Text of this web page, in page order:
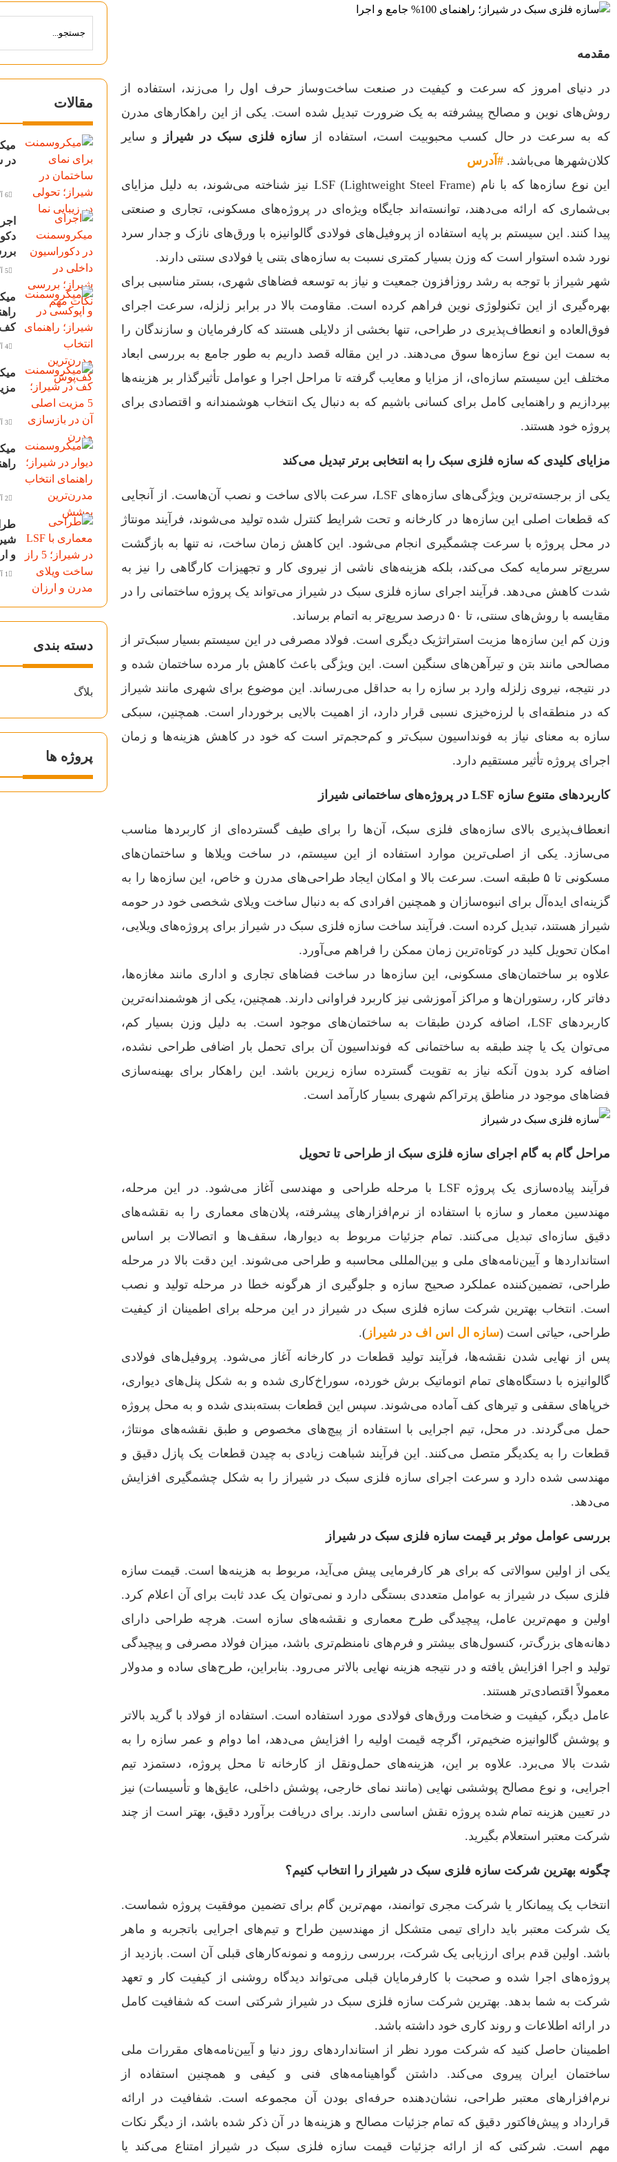
مقدمه
در دنیای امروز که سرعت و کیفیت در صنعت ساخت‌وساز حرف اول را می‌زند، استفاده از
روش‌های نوین و مصالح پیشرفته به یک ضرورت تبدیل شده است. یکی از این راهکارهای مدرن
که به سرعت در حال کسب محبوبیت است، استفاده از سازه فلزی سبک در شیراز
و سایر
کلان‌شهرها می‌باشد. #آدرس
این نوع سازه‌ها که با نام LSF (Lightweight Steel Frame) نیز شناخته می‌شوند، به دلیل مزایای
بی‌شماری که ارائه می‌دهند، توانسته‌اند جایگاه ویژه‌ای در پروژه‌های مسکونی، تجاری و صنعتی
پیدا کنند. این سیستم بر پایه استفاده از پروفیل‌های فولادی گالوانیزه با ورق‌های نازک و جدار سرد
نورد شده استوار است که وزن بسیار کمتری نسبت به سازه‌های بتنی یا فولادی سنتی دارند.
شهر شیراز با توجه به رشد روزافزون جمعیت و نیاز به توسعه فضاهای شهری، بستر مناسبی برای
بهره‌گیری از این تکنولوژی نوین فراهم کرده است. مقاومت بالا در برابر زلزله، سرعت اجرای
فوق‌العاده و انعطاف‌پذیری در طراحی، تنها بخشی از دلایلی هستند که کارفرمایان و سازندگان را
به سمت این نوع سازه‌ها سوق می‌دهند. در این مقاله قصد داریم به طور جامع به بررسی ابعاد
مختلف این سیستم سازه‌ای، از مزایا و معایب گرفته تا مراحل اجرا و عوامل تأثیرگذار بر هزینه‌ها
بپردازیم و راهنمایی کامل برای کسانی باشیم که به دنبال یک انتخاب هوشمندانه و اقتصادی برای
پروژه خود هستند.
مزایای کلیدی که سازه فلزی سبک را به انتخابی برتر تبدیل می‌کند
یکی از برجسته‌ترین ویژگی‌های سازه‌های LSF، سرعت بالای ساخت و نصب آن‌هاست. از آنجایی
که قطعات اصلی این سازه‌ها در کارخانه و تحت شرایط کنترل‌ شده تولید می‌شوند، فرآیند مونتاژ
در محل پروژه با سرعت چشمگیری انجام می‌شود. این کاهش زمان ساخت، نه تنها به بازگشت
سریع‌تر سرمایه کمک می‌کند، بلکه هزینه‌های ناشی از نیروی کار و تجهیزات کارگاهی را نیز به
شدت کاهش می‌دهد. فرآیند اجرای سازه فلزی سبک در شیراز می‌تواند یک پروژه ساختمانی را در
مقایسه با روش‌های سنتی، تا ۵۰ درصد سریع‌تر به اتمام برساند.
وزن کم این سازه‌ها مزیت استراتژیک دیگری است. فولاد مصرفی در این سیستم بسیار سبک‌تر از
مصالحی مانند بتن و تیرآهن‌های سنگین است. این ویژگی باعث کاهش بار مرده ساختمان شده و
در نتیجه، نیروی زلزله وارد بر سازه را به حداقل می‌رساند. این موضوع برای شهری مانند شیراز
که در منطقه‌ای با لرزه‌خیزی نسبی قرار دارد، از اهمیت بالایی برخوردار است. همچنین، سبکی
سازه به معنای نیاز به فونداسیون سبک‌تر و کم‌حجم‌تر است که خود در کاهش هزینه‌ها و زمان
اجرای پروژه تأثیر مستقیم دارد.
کاربردهای متنوع سازه LSF در پروژه‌های ساختمانی شیراز
انعطاف‌پذیری بالای سازه‌های فلزی سبک، آن‌ها را برای طیف گسترده‌ای از کاربردها مناسب
می‌سازد. یکی از اصلی‌ترین موارد استفاده از این سیستم، در ساخت ویلاها و ساختمان‌های
مسکونی تا ۵ طبقه است. سرعت بالا و امکان ایجاد طراحی‌های مدرن و خاص، این سازه‌ها را به
گزینه‌ای ایده‌آل برای انبوه‌سازان و همچنین افرادی که به دنبال ساخت ویلای شخصی خود در حومه
شیراز هستند، تبدیل کرده است. فرآیند ساخت سازه فلزی سبک در شیراز برای پروژه‌های ویلایی،
امکان تحویل کلید در کوتاه‌ترین زمان ممکن را فراهم می‌آورد.
علاوه بر ساختمان‌های مسکونی، این سازه‌ها در ساخت فضاهای تجاری و اداری مانند مغازه‌ها،
دفاتر کار، رستوران‌ها و مراکز آموزشی نیز کاربرد فراوانی دارند. همچنین، یکی از هوشمندانه‌ترین
کاربردهای LSF، اضافه کردن طبقات به ساختمان‌های موجود است. به دلیل وزن بسیار کم،
می‌توان یک یا چند طبقه به ساختمانی که فونداسیون آن برای تحمل بار اضافی طراحی نشده،
اضافه کرد بدون آنکه نیاز به تقویت گسترده سازه زیرین باشد. این راهکار برای بهینه‌سازی
فضاهای موجود در مناطق پرتراکم شهری بسیار کارآمد است.
مراحل گام به گام اجرای سازه فلزی سبک از طراحی تا تحویل
فرآیند پیاده‌سازی یک پروژه LSF با مرحله طراحی و مهندسی آغاز می‌شود. در این مرحله،
مهندسین معمار و سازه با استفاده از نرم‌افزارهای پیشرفته، پلان‌های معماری را به نقشه‌های
دقیق سازه‌ای تبدیل می‌کنند. تمام جزئیات مربوط به دیوارها، سقف‌ها و اتصالات بر اساس
استانداردها و آیین‌نامه‌های ملی و بین‌المللی محاسبه و طراحی می‌شوند. این دقت بالا در مرحله
طراحی، تضمین‌کننده عملکرد صحیح سازه و جلوگیری از هرگونه خطا در مرحله تولید و نصب
است. انتخاب بهترین شرکت سازه فلزی سبک در شیراز در این مرحله برای اطمینان از کیفیت
طراحی، حیاتی است (سازه ال اس اف در شیراز ).
پس از نهایی شدن نقشه‌ها، فرآیند تولید قطعات در کارخانه آغاز می‌شود. پروفیل‌های فولادی
گالوانیزه با دستگاه‌های تمام اتوماتیک برش خورده، سوراخ‌کاری شده و به شکل پنل‌های دیواری،
خرپاهای سقفی و تیرهای کف آماده می‌شوند. سپس این قطعات بسته‌بندی شده و به محل پروژه
حمل می‌گردند. در محل، تیم اجرایی با استفاده از پیچ‌های مخصوص و طبق نقشه‌های مونتاژ،
قطعات را به یکدیگر متصل می‌کنند. این فرآیند شباهت زیادی به چیدن قطعات یک پازل دقیق و
مهندسی‌ شده دارد و سرعت اجرای سازه فلزی سبک در شیراز را به شکل چشمگیری افزایش
می‌دهد.
بررسی عوامل موثر بر قیمت سازه فلزی سبک در شیراز
یکی از اولین سوالاتی که برای هر کارفرمایی پیش می‌آید، مربوط به هزینه‌ها است. قیمت سازه
فلزی سبک در شیراز به عوامل متعددی بستگی دارد و نمی‌توان یک عدد ثابت برای آن اعلام کرد.
اولین و مهم‌ترین عامل، پیچیدگی طرح معماری و نقشه‌های سازه است. هرچه طراحی دارای
دهانه‌های بزرگ‌تر، کنسول‌های بیشتر و فرم‌های نامنظم‌تری باشد، میزان فولاد مصرفی و پیچیدگی
تولید و اجرا افزایش یافته و در نتیجه هزینه نهایی بالاتر می‌رود. بنابراین، طرح‌های ساده و مدولار
معمولاً اقتصادی‌تر هستند.
عامل دیگر، کیفیت و ضخامت ورق‌های فولادی مورد استفاده است. استفاده از فولاد با گرید بالاتر
و پوشش گالوانیزه ضخیم‌تر، اگرچه قیمت اولیه را افزایش می‌دهد، اما دوام و عمر سازه را به
شدت بالا می‌برد. علاوه بر این، هزینه‌های حمل‌ونقل از کارخانه تا محل پروژه، دستمزد تیم
اجرایی، و نوع مصالح پوششی نهایی (مانند نمای خارجی، پوشش داخلی، عایق‌ها و تأسیسات) نیز
در تعیین هزینه تمام‌ شده پروژه نقش اساسی دارند. برای دریافت برآورد دقیق، بهتر است از چند
شرکت معتبر استعلام بگیرید.
چگونه بهترین شرکت سازه فلزی سبک در شیراز را انتخاب کنیم؟
انتخاب یک پیمانکار یا شرکت مجری توانمند، مهم‌ترین گام برای تضمین موفقیت پروژه شماست.
یک شرکت معتبر باید دارای تیمی متشکل از مهندسین طراح و تیم‌های اجرایی باتجربه و ماهر
باشد. اولین قدم برای ارزیابی یک شرکت، بررسی رزومه و نمونه‌کارهای قبلی آن است. بازدید از
پروژه‌های اجرا شده و صحبت با کارفرمایان قبلی می‌تواند دیدگاه روشنی از کیفیت کار و تعهد
شرکت به شما بدهد. بهترین شرکت سازه فلزی سبک در شیراز شرکتی است که شفافیت کامل
در ارائه اطلاعات و روند کاری خود داشته باشد.
اطمینان حاصل کنید که شرکت مورد نظر از استانداردهای روز دنیا و آیین‌نامه‌های مقررات ملی
ساختمان ایران پیروی می‌کند. داشتن گواهینامه‌های فنی و کیفی و همچنین استفاده از
نرم‌افزارهای معتبر طراحی، نشان‌دهنده حرفه‌ای بودن آن مجموعه است. شفافیت در ارائه
قرارداد و پیش‌فاکتور دقیق که تمام جزئیات مصالح و هزینه‌ها در آن ذکر شده باشد، از دیگر نکات
مهم است. شرکتی که از ارائه جزئیات قیمت سازه فلزی سبک در شیراز امتناع می‌کند یا
مقالات
در
6 آگوست 2026
5 آگوست 2026
4 آگوست 2026
3 آگوست 2026
2 آگوست 2026
و
1 آگوست 2026
دسته بندی
بلاگ
پروژه ها